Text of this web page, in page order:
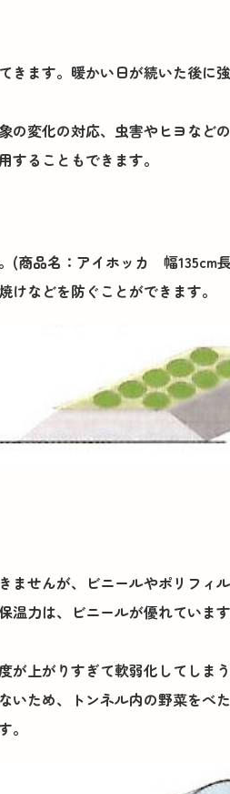
きます。暖かい日が続いた後に
の変化の対応、虫害やヒヨなど
ることもできます。
(商品名：アイホッカ 幅135cm
などを防ぐことができます。
ませんが、ビニールやポリフィ
温力は、ビニールが優れていま
上がりすぎて軟弱化してしま
いため、トンネル内の野菜をべ
。